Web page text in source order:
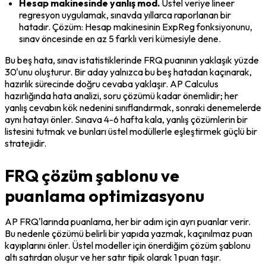
Hesap makinesinde yanlış mod. Üstel veriye lineer
regresyon uygulamak, sınavda yıllarca raporlanan bir
hatadır. Çözüm: Hesap makinesinin ExpReg fonksiyonunu,
sınav öncesinde en az 5 farklı veri kümesiyle dene.
Bu beş hata, sınav istatistiklerinde FRQ puanının yaklaşık yüzde
30'unu oluşturur. Bir aday yalnızca bu beş hatadan kaçınarak,
hazırlık sürecinde doğru cevaba yaklaşır. AP Calculus
hazırlığında hata analizi, soru çözümü kadar önemlidir; her
yanlış cevabın kök nedenini sınıflandırmak, sonraki denemelerde
aynı hatayı önler. Sınava 4-6 hafta kala, yanlış çözümlerin bir
listesini tutmak ve bunları üstel modüllerle eşleştirmek güçlü bir
stratejidir.
FRQ çözüm şablonu ve
puanlama optimizasyonu
AP FRQ'larında puanlama, her bir adım için ayrı puanlar verir.
Bu nedenle çözümü belirli bir yapıda yazmak, kaçınılmaz puan
kayıplarını önler. Üstel modeller için önerdiğim çözüm şablonu
altı satırdan oluşur ve her satır tipik olarak 1 puan taşır.